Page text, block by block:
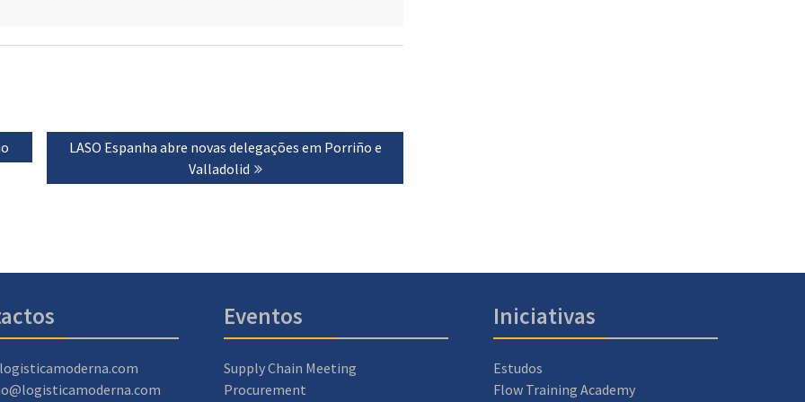
Next
LASO Espanha abre novas delegações em Porriño e
Valladolid
Eventos
Supply Chain Meeting
Procurement
Iniciativas
Estudos
Flow Training Academy